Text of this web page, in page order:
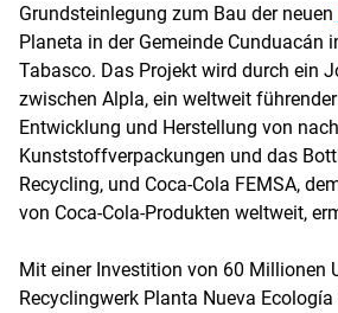
Grundsteinlegung zum Bau der neuen
Planeta in der Gemeinde Cunduacán
Tabasco. Das Projekt wird durch ein
zwischen Alpla, ein weltweit
Entwicklung und Herstellung von
Kunststoffverpackungen und das
Recycling, und Coca-Cola FEMSA,
von Coca-Cola-Produkten weltweit,
Mit einer Investition von 60 Millionen
Recyclingwerk Planta Nueva